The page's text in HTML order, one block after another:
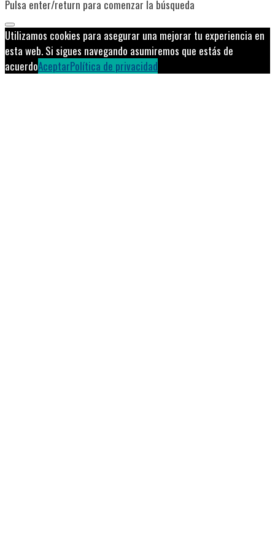
Pulsa enter/return para comenzar la búsqueda
Utilizamos cookies para asegurar una mejorar tu experiencia en
esta web. Si sigues navegando asumiremos que estás de
acuerdoAceptarPolítica de privacidad